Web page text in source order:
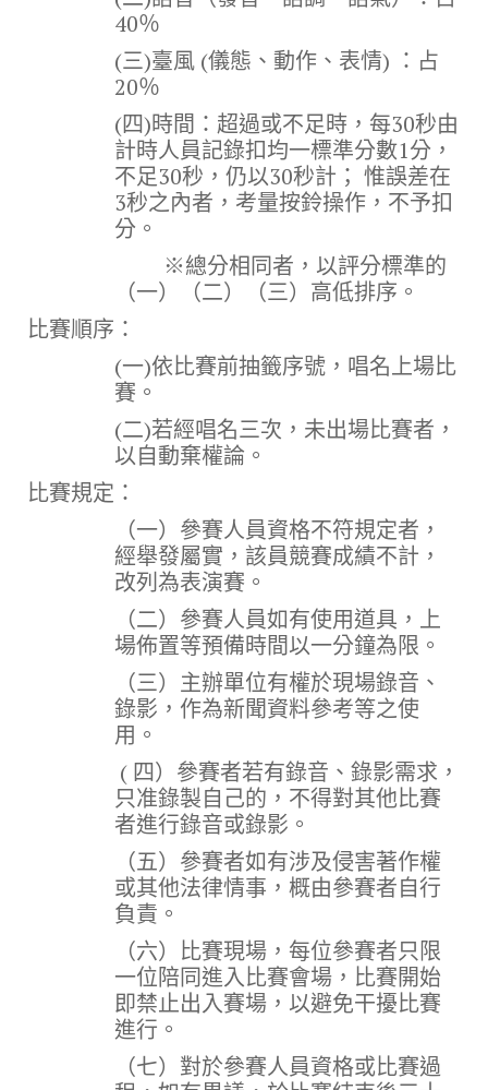
40％
(三)臺風 (儀態、動作、表情) ：占
20％
(四)時間：超過或不足時，每30秒由
計時人員記錄扣均一標準分數1分，
不足30秒，仍以30秒計； 惟誤差在
3秒之內者，考量按鈴操作，不予扣
分。
※總分相同者，以評分標準的
（一）（二）（三）高低排序。
比賽順序：
(一)依比賽前抽籤序號，唱名上場比
賽。
(二)若經唱名三次，未出場比賽者，
以自動棄權論。
比賽規定：
（一）參賽人員資格不符規定者，
經舉發屬實，該員競賽成績不計，
改列為表演賽。
（二）參賽人員如有使用道具，上
場佈置等預備時間以一分鐘為限。
（三）主辦單位有權於現場錄音、
錄影，作為新聞資料參考等之使
用。
( 四）參賽者若有錄音、錄影需求，
只准錄製自己的，不得對其他比賽
者進行錄音或錄影。
（五）參賽者如有涉及侵害著作權
或其他法律情事，概由參賽者自行
負責。
（六）比賽現場，每位參賽者只限
一位陪同進入比賽會場，比賽開始
即禁止出入賽場，以避免干擾比賽
進行。
（七）對於參賽人員資格或比賽過